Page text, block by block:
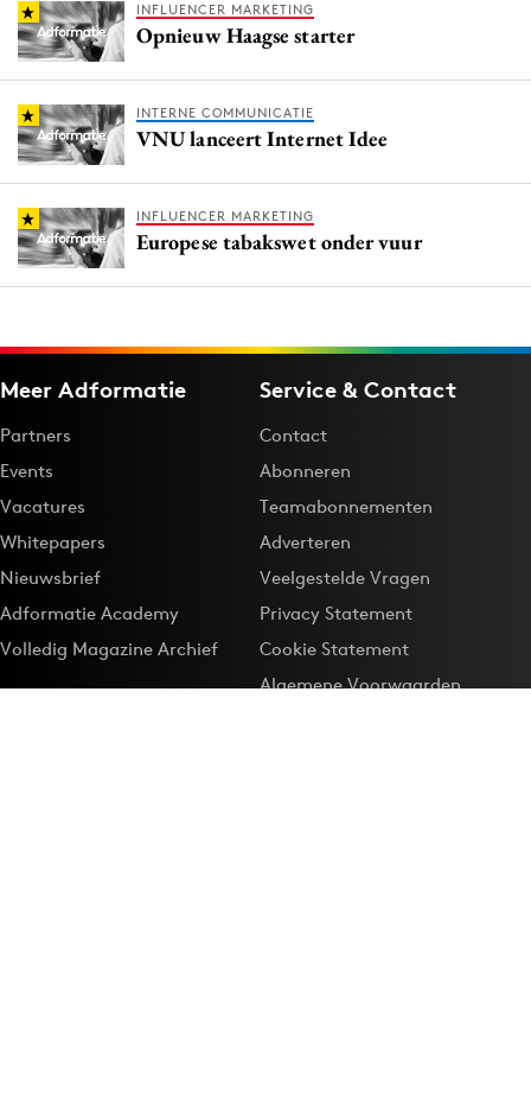
INFLUENCER MARKETING
Opnieuw Haagse starter
INTERNE COMMUNICATIE
VNU lanceert Internet Idee
INFLUENCER MARKETING
Europese tabakswet onder vuur
Meer Adformatie
Partners
Events
Vacatures
Whitepapers
Nieuwsbrief
Adformatie Academy
Volledig Magazine Archief
Service & Contact
Contact
Abonneren
Teamabonnementen
Adverteren
Veelgestelde Vragen
Privacy Statement
Cookie Statement
Algemene Voorwaarden